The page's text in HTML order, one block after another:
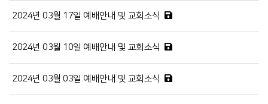
2024년 03월 17일 예배안내 및 교회소식
2024년 03월 10일 예배안내 및 교회소식
2024년 03월 03일 예배안내 및 교회소식